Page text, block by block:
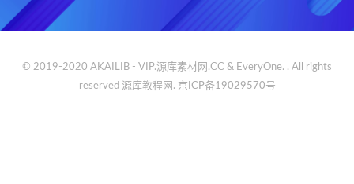
© 2019-2020 AKAILIB - VIP.源库素材网.CC & EveryOne. . All rights
reserved 源库教程网. 京ICP备19029570号